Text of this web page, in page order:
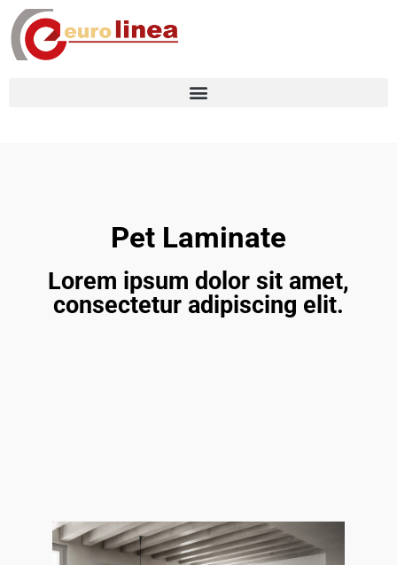
Pet Laminate
Lorem ipsum dolor sit amet,
consectetur adipiscing elit.